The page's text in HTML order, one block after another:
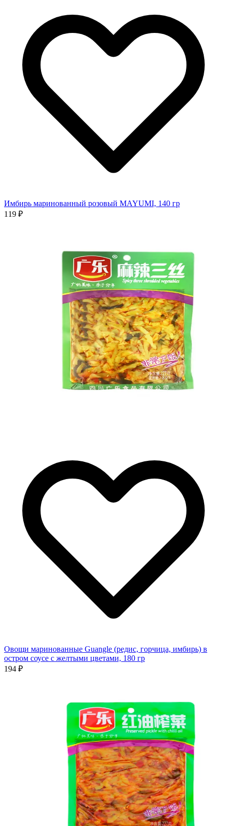
Имбирь маринованный розовый MAYUMI, 140 гр
119 ₽
Овощи маринованные Guangle (редис, горчица, имбирь) в
остром соусе с желтыми цветами, 180 гр
194 ₽